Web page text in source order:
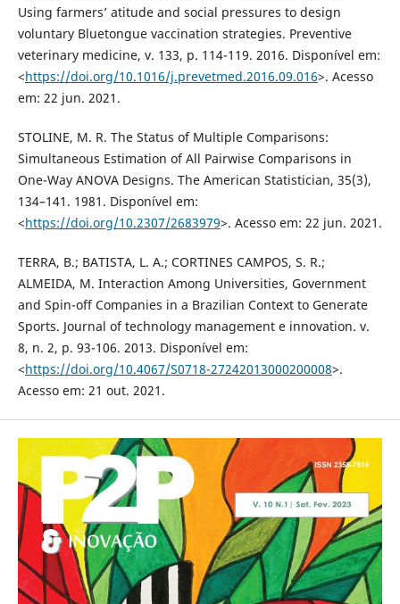
Using farmers’ atitude and social pressures to design
voluntary Bluetongue vaccination strategies. Preventive
veterinary medicine, v. 133, p. 114-119. 2016. Disponível em:
<https://doi.org/10.1016/j.prevetmed.2016.09.016>. Acesso
em: 22 jun. 2021.
STOLINE, M. R. The Status of Multiple Comparisons:
Simultaneous Estimation of All Pairwise Comparisons in
One-Way ANOVA Designs. The American Statistician, 35(3),
134–141. 1981. Disponível em:
<https://doi.org/10.2307/2683979>. Acesso em: 22 jun. 2021.
TERRA, B.; BATISTA, L. A.; CORTINES CAMPOS, S. R.;
ALMEIDA, M. Interaction Among Universities, Government
and Spin-off Companies in a Brazilian Context to Generate
Sports. Journal of technology management e innovation. v.
8, n. 2, p. 93-106. 2013. Disponível em:
<https://doi.org/10.4067/S0718-27242013000200008>.
Acesso em: 21 out. 2021.